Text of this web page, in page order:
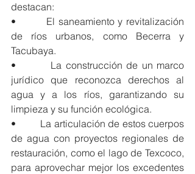
destacan:
•         El saneamiento y revitalización
de ríos urbanos, como Becerra y
Tacubaya.
•         La construcción de un marco
jurídico que reconozca derechos al
agua y a los ríos, garantizando su
limpieza y su función ecológica.
•         La articulación de estos cuerpos
de agua con proyectos regionales de
restauración, como el lago de Texcoco,
para aprovechar mejor los excedentes